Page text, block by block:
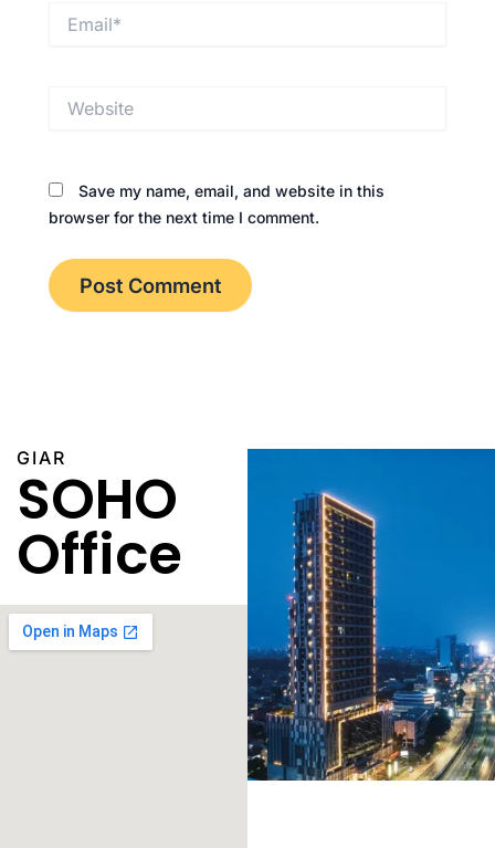
Save my name, email, and website in this
browser for the next time I comment.
GIAR
SOHO
Office